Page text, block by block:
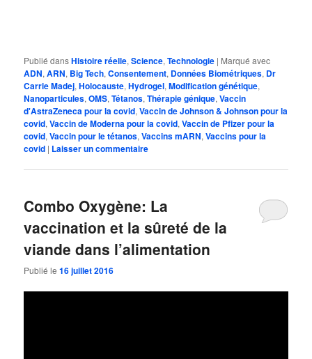
Publié dansHistoire réelle,Science,Technologie | Marqué avec
ADN,ARN, Big Tech,Consentement, Données Biométriques, Dr
Carrie Madej,Holocauste,Hydrogel,Modification génétique,
Nanoparticules,OMS,Tétanos,Thérapie génique,Vaccin
d'AstraZeneca pour la covid,Vaccin de Johnson & Johnson pour la
covid,Vaccin de Moderna pour la covid,Vaccin de Pfizer pour la
covid,Vaccin pour le tétanos,Vaccins mARN,Vaccins pour la
covid | Laisser un commentaire
Combo Oxygène: La
vaccination et la sûreté de la
viande dans l’alimentation
Publié le16 juillet 2016